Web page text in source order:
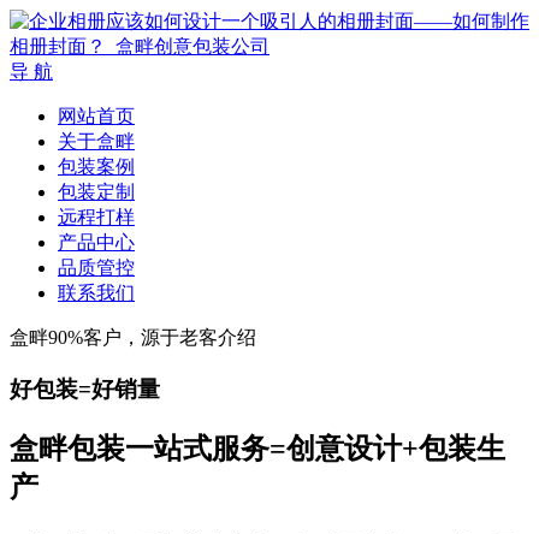
导 航
网站首页
关于盒畔
包装案例
包装定制
远程打样
产品中心
品质管控
联系我们
盒畔90%客户，源于老客介绍
好包装=好销量
盒畔包装一站式服务=创意设计+包装生
产